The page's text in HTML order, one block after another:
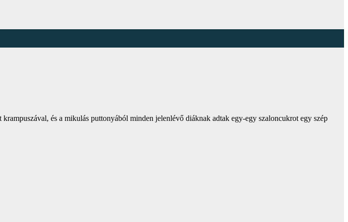
és a mikulás puttonyából minden jelenlévő diáknak adtak egy-egy szaloncukrot egy szép